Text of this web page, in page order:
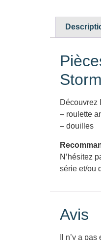
Storm
Découvrez
– roulette
– douilles
N’hésitez
série et/ou
Avis
Il n’y a